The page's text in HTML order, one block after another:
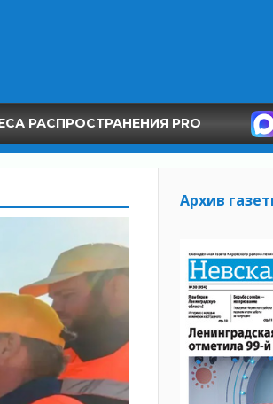
РАСПРОСТРАНЕНИЯ PRO
Архив